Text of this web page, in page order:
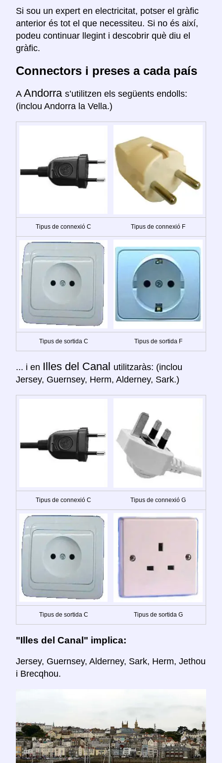
Si sou un expert en electricitat, potser el gràfic
anterior és tot el que necessiteu. Si no és així,
podeu continuar llegint i descobrir què diu el
gràfic.
Connectors i preses a cada país
A Andorra s’utilitzen els següents endolls:
(inclou Andorra la Vella.)
Tipus de connexió C Tipus de connexió F
Tipus de sortida C Tipus de sortida F
... i en Illes del Canal utilitzaràs: (inclou
Jersey, Guernsey, Herm, Alderney, Sark.)
Tipus de connexió C Tipus de connexió G
Tipus de sortida C Tipus de sortida G
"Illes del Canal" implica:
Jersey, Guernsey, Alderney, Sark, Herm, Jethou
i Brecqhou.